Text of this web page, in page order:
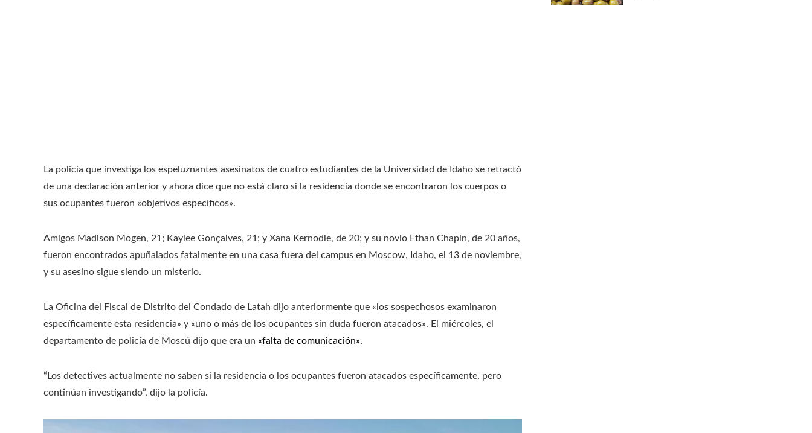
La policía que investiga los espeluznantes asesinatos de cuatro estudiantes de la Universidad de Idaho se retractó
de una declaración anterior y ahora dice que no está claro si la residencia donde se encontraron los cuerpos o
sus ocupantes fueron «objetivos específicos».
Amigos Madison Mogen, 21; Kaylee Gonçalves, 21; y Xana Kernodle, de 20; y su novio Ethan Chapin, de 20 años,
fueron encontrados apuñalados fatalmente en una casa fuera del campus en Moscow, Idaho, el 13 de noviembre,
y su asesino sigue siendo un misterio.
La Oficina del Fiscal de Distrito del Condado de Latah dijo anteriormente que «los sospechosos examinaron
específicamente esta residencia» y «uno o más de los ocupantes sin duda fueron atacados». El miércoles, el
departamento de policía de Moscú dijo que era un «falta de comunicación».
“Los detectives actualmente no saben si la residencia o los ocupantes fueron atacados específicamente, pero
continúan investigando”, dijo la policía.